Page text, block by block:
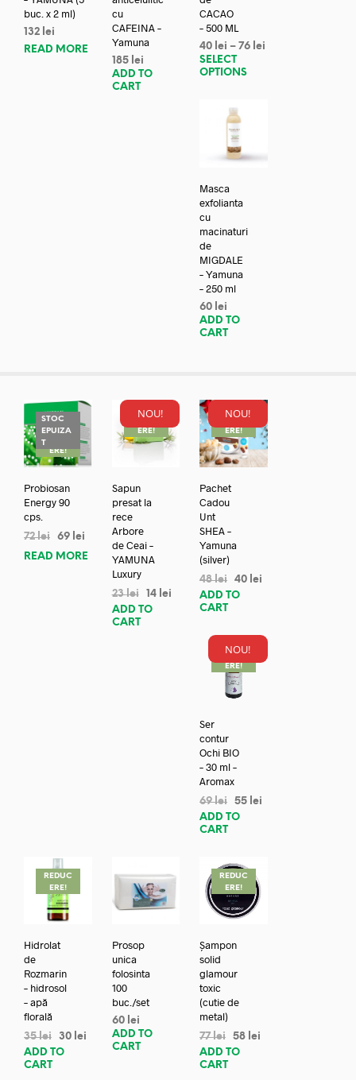
buc. x 2 ml)
132 lei
READ MORE
cu
CAFEINA –
Yamuna
185 lei
ADD TO
CART
CACAO
– 500 ML
40 lei –76 lei
SELECT
OPTIONS
Masca
exfolianta
cu
macinaturi
de
MIGDALE
– Yamuna
– 250 ml
60 lei
ADD TO
CART
STOC
EPUIZA
TREDUC
ERE!
Probiosan
Energy 90
cps.
72lei 69 lei
READ MORE
NOU!
REDUC
ERE!
Sapun
presat la
rece
Arbore
de Ceai –
YAMUNA
Luxury
23lei 14 lei
ADD TO
CART
NOU!
REDUC
ERE!
Pachet
Cadou
Unt
SHEA –
Yamuna
(silver)
48lei 40 lei
ADD TO
CART
NOU!
REDUC
ERE!
Ser
contur
Ochi BIO
– 30 ml –
Aromax
69lei 55 lei
ADD TO
CART
REDUC
ERE!
Hidrolat
de
Rozmarin
– hidrosol
– apă
florală
35lei 30 lei
ADD TO
CART
Prosop
unica
folosinta
100
buc./set
60 lei
ADD TO
CART
REDUC
ERE!
Șampon
solid
glamour
toxic
(cutie de
metal)
77lei 58 lei
ADD TO
CART